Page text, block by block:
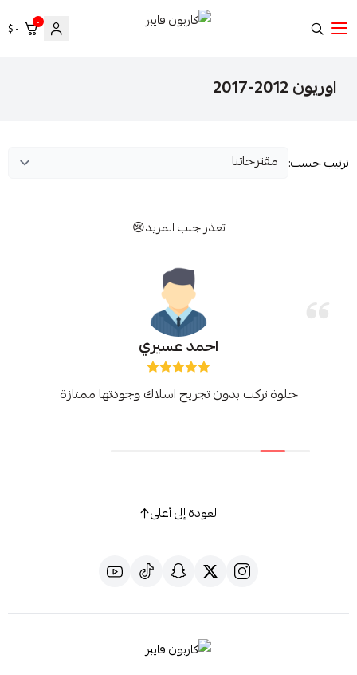
٠ ٠ $
اوريون 2012-2017
ترتيب حسب:
تعذر جلب المزيد😢
احمد عسيري
حلوة تركب بدون تجريح اسلاك وجودتها ممتازة
العودة إلى أعلى